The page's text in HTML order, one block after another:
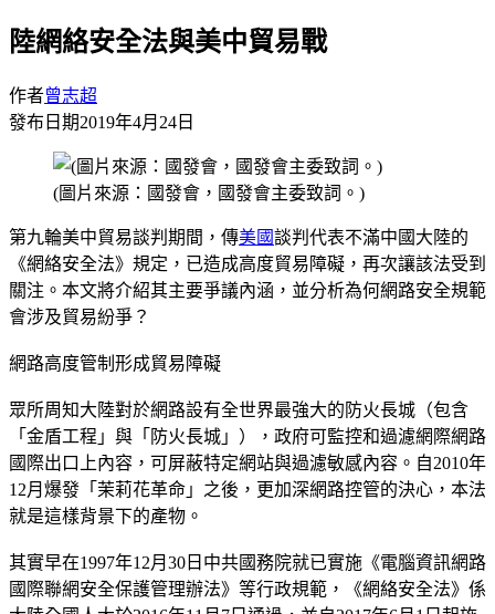
陸網絡安全法與美中貿易戰
作者曾志超
發布日期2019年4月24日
(圖片來源：國發會，國發會主委致詞。)
第九輪美中貿易談判期間，傳美國談判代表不滿中國大陸的
《網絡安全法》規定，已造成高度貿易障礙，再次讓該法受到
關注。本文將介紹其主要爭議內涵，並分析為何網路安全規範
會涉及貿易紛爭？
網路高度管制形成貿易障礙
眾所周知大陸對於網路設有全世界最強大的防火長城（包含
「金盾工程」與「防火長城」），政府可監控和過濾網際網路
國際出口上內容，可屏蔽特定網站與過濾敏感內容。自2010年
12月爆發「茉莉花革命」之後，更加深網路控管的決心，本法
就是這樣背景下的產物。
其實早在1997年12月30日中共國務院就已實施《電腦資訊網路
國際聯網安全保護管理辦法》等行政規範，《網絡安全法》係